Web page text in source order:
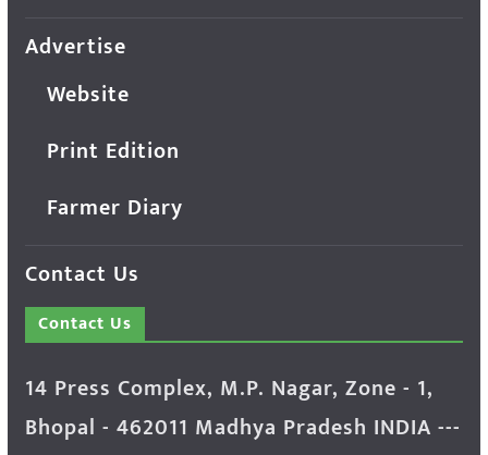
Advertise
Website
Print Edition
Farmer Diary
Contact Us
Contact Us
14 Press Complex, M.P. Nagar, Zone - 1,
Bhopal - 462011 Madhya Pradesh INDIA ---